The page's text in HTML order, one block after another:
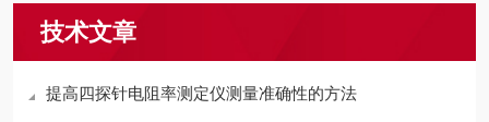
技术文章
提高四探针电阻率测定仪测量准确性的方法